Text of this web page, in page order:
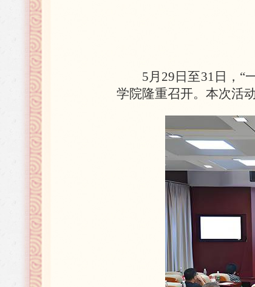
5月29日至31日，“
学院隆重召开。本次活